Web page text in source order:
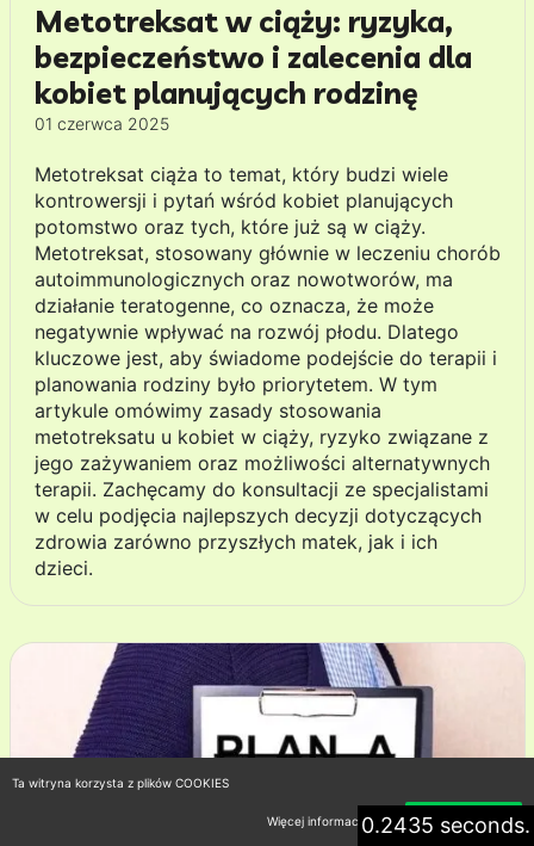
Metotreksat w ciąży: ryzyka,
bezpieczeństwo i zalecenia dla
kobiet planujących rodzinę
01 czerwca 2025
Metotreksat ciąża to temat, który budzi wiele
kontrowersji i pytań wśród kobiet planujących
potomstwo oraz tych, które już są w ciąży.
Metotreksat, stosowany głównie w leczeniu chorób
autoimmunologicznych oraz nowotworów, ma
działanie teratogenne, co oznacza, że może
negatywnie wpływać na rozwój płodu. Dlatego
kluczowe jest, aby świadome podejście do terapii i
planowania rodziny było priorytetem. W tym
artykule omówimy zasady stosowania
metotreksatu u kobiet w ciąży, ryzyko związane z
jego zażywaniem oraz możliwości alternatywnych
terapii. Zachęcamy do konsultacji ze specjalistami
w celu podjęcia najlepszych decyzji dotyczących
zdrowia zarówno przyszłych matek, jak i ich
dzieci.
0.2435 seconds.
Ta witryna korzysta z plików COOKIES
Więcej informacji Akceptuję